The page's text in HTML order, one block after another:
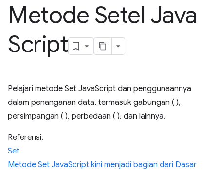
Metode Setel Java
Script
Pelajari metode Set JavaScript dan penggunaannya
dalam penanganan data, termasuk gabungan ( ),
persimpangan ( ), perbedaan ( ), dan lainnya.
Referensi:
Set
Metode Set JavaScript kini menjadi bagian dari Dasar